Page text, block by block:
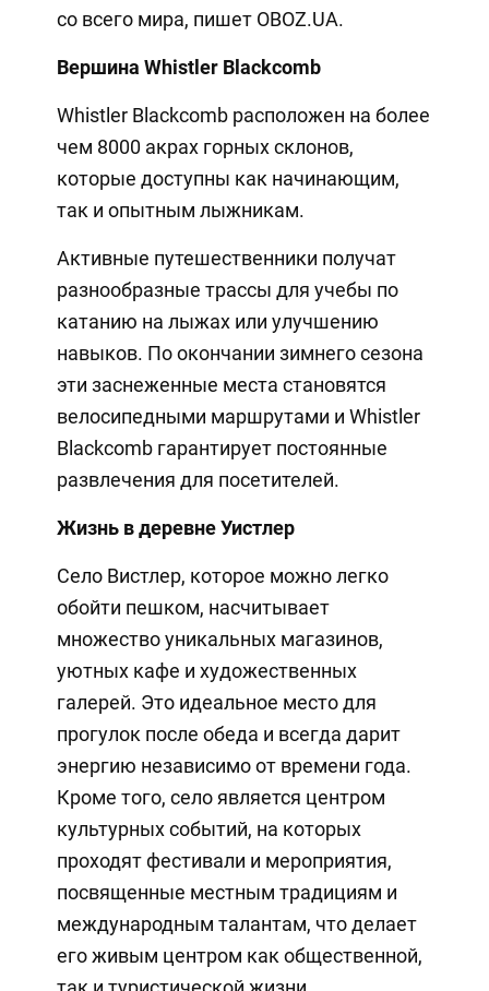
со всего мира, пишет OBOZ.UA.
Вершина Whistler Blackcomb
Whistler Blackcomb расположен на более
чем 8000 акрах горных склонов,
которые доступны как начинающим,
так и опытным лыжникам.
Активные путешественники получат
разнообразные трассы для учебы по
катанию на лыжах или улучшению
навыков. По окончании зимнего сезона
эти заснеженные места становятся
велосипедными маршрутами и Whistler
Blackcomb гарантирует постоянные
развлечения для посетителей.
Жизнь в деревне Уистлер
Село Вистлер, которое можно легко
обойти пешком, насчитывает
множество уникальных магазинов,
уютных кафе и художественных
галерей. Это идеальное место для
прогулок после обеда и всегда дарит
энергию независимо от времени года.
Кроме того, село является центром
культурных событий, на которых
проходят фестивали и мероприятия,
посвященные местным традициям и
международным талантам, что делает
его живым центром как общественной,